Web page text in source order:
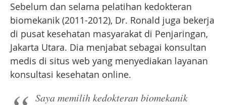
Sebelum dan selama pelatihan kedokteran
biomekanik (2011-2012), Dr. Ronald juga bekerja
di pusat kesehatan masyarakat di Penjaringan,
Jakarta Utara. Dia menjabat sebagai konsultan
medis di situs web yang menyediakan layanan
konsultasi kesehatan online.
Saya memilih kedokteran biomekanik